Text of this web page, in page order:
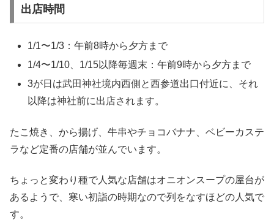
出店時間
1/1〜1/3：午前8時から夕方まで
1/4〜1/10、1/15以降毎週末：午前9時から夕方まで
3が日は武田神社境内西側と西参道出口付近に、それ
以降は神社前に出店されます。
たこ焼き、から揚げ、牛串やチョコバナナ、ベビーカステ
ラなど定番の店舗が並んでいます。
ちょっと変わり種で人気な店舗はオニオンスープの屋台が
あるようで、寒い初詣の時期なので列をなすほどの人気で
す。